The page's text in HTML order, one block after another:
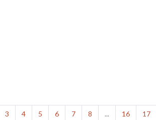
3 4 5 6 7 8 ... 16 17